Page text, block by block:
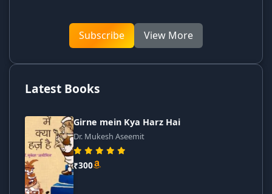
Subscribe View More
Latest Books
Girne mein Kya Harz Hai
Dr. Mukesh Aseemit
₹300